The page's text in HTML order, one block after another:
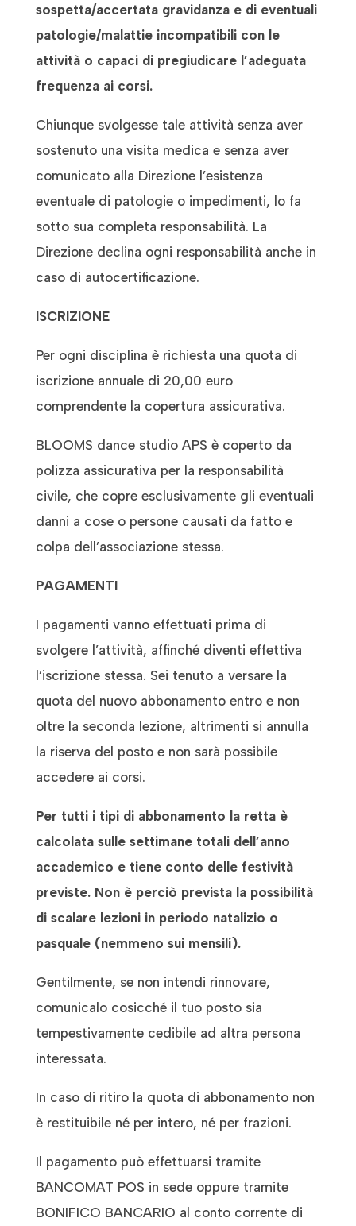
sospetta/accertata gravidanza e di eventuali
patologie/malattie incompatibili con le
attività o capaci di pregiudicare l’adeguata
frequenza ai corsi.
Chiunque svolgesse tale attività senza aver
sostenuto una visita medica e senza aver
comunicato alla Direzione l’esistenza
eventuale di patologie o impedimenti, lo fa
sotto sua completa responsabilità. La
Direzione declina ogni responsabilità anche in
caso di autocertificazione.
ISCRIZIONE
Per ogni disciplina è richiesta una quota di
iscrizione annuale di 20,00 euro
comprendente la copertura assicurativa.
BLOOMS dance studio APS è coperto da
polizza assicurativa per la responsabilità
civile, che copre esclusivamente gli eventuali
danni a cose o persone causati da fatto e
colpa dell’associazione stessa.
PAGAMENTI
I pagamenti vanno effettuati prima di
svolgere l’attività, affinché diventi effettiva
l’iscrizione stessa. Sei tenuto a versare la
quota del nuovo abbonamento entro e non
oltre la seconda lezione, altrimenti si annulla
la riserva del posto e non sarà possibile
accedere ai corsi.
Per tutti i tipi di abbonamento la retta è
calcolata sulle settimane totali dell’anno
accademico e tiene conto delle festività
previste. Non è perciò prevista la possibilità
di scalare lezioni in periodo natalizio o
pasquale (nemmeno sui mensili).
Gentilmente, se non intendi rinnovare,
comunicalo cosicché il tuo posto sia
tempestivamente cedibile ad altra persona
interessata.
In caso di ritiro la quota di abbonamento non
è restituibile né per intero, né per frazioni.
Il pagamento può effettuarsi tramite
BANCOMAT POS in sede oppure tramite
BONIFICO BANCARIO al conto corrente di